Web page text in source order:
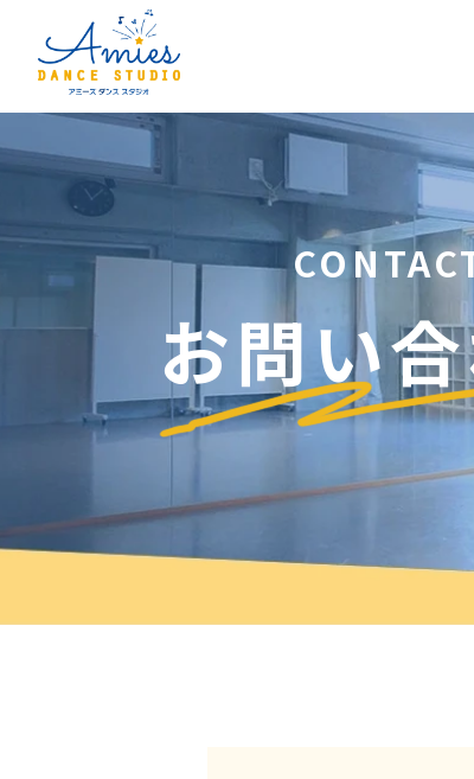
お問い